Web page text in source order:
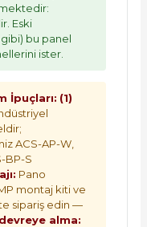
Eski
bu panel
ister.
İpuçları: (1)
ACS-AP-W,
BP-S
Pano
montaj kiti ve
sipariş edin —
alma: